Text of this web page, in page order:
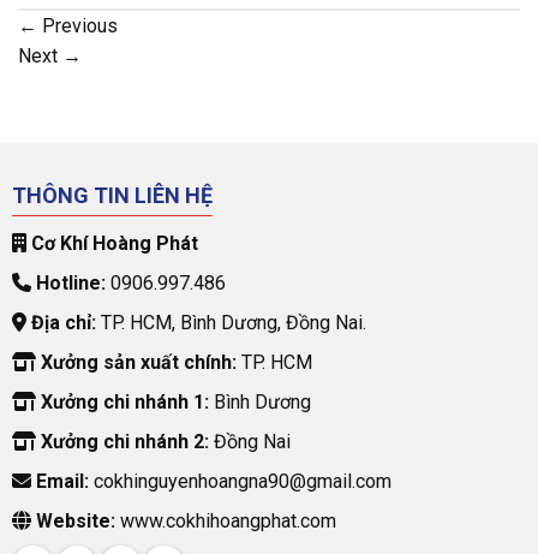
← Previous
Next →
THÔNG TIN LIÊN HỆ
Cơ Khí Hoàng Phát
Hotline:0906.997.486
Địa chỉ:TP. HCM, Bình Dương, Đồng Nai.
Xưởng sản xuất chính:TP. HCM
Xưởng chi nhánh 1:Bình Dương
Xưởng chi nhánh 2:Đồng Nai
Email:cokhinguyenhoangna90@gmail.com
Website:www.cokhihoangphat.com